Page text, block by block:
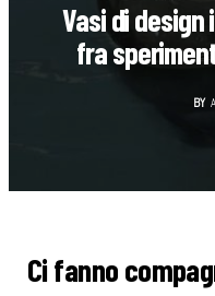
Vasi di
fra
BY
Ci fanno